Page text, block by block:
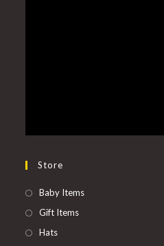
Store
Baby Items
Gift Items
Hats